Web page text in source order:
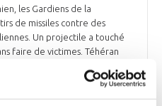
les Gardiens de la
de missiles contre des
Un projectile a touché
faire de victimes. Téhéran